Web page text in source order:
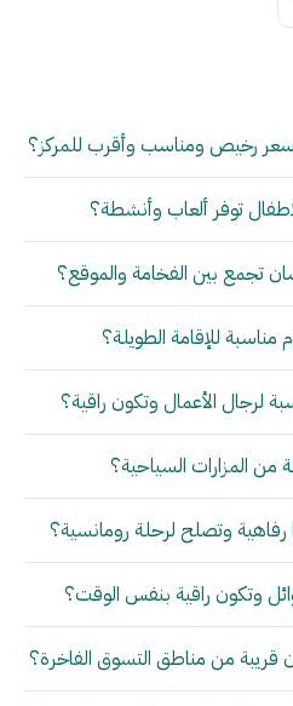
رخيص ومناسب وأقرب للمركز؟
توفر ألعاب وأنشطة؟
تجمع بين الفخامة والموقع؟
مناسبة للإقامة الطويلة؟
لرجال الأعمال وتكون راقية؟
من المزارات السياحية؟
وتصلح لرحلة رومانسية؟
وتكون راقية بنفس الوقت؟
قريبة من مناطق التسوق الفاخرة؟